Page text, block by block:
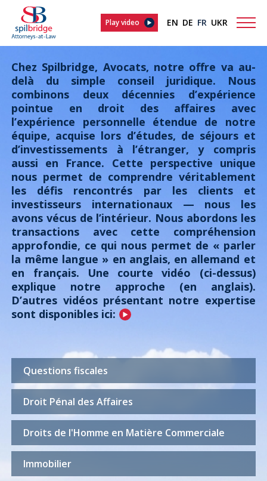
Play video EN DE FR UKR
Chez Spilbridge, Avocats, notre offre va au-
delà du simple conseil juridique. Nous
combinons deux décennies d’expérience
pointue en droit des affaires avec
l’expérience personnelle étendue de notre
équipe, acquise lors d’études, de séjours et
d’investissements à l’étranger, y compris
aussi en France. Cette perspective unique
nous permet de comprendre véritablement
les défis rencontrés par les clients et
investisseurs internationaux — nous les
avons vécus de l’intérieur. Nous abordons les
transactions avec cette compréhension
approfondie, ce qui nous permet de « parler
la même langue » en anglais, en allemand et
en français. Une courte vidéo (ci-dessus)
explique notre approche (en anglais).
D’autres vidéos présentant notre expertise
sont disponibles ici:
Questions fiscales
Droit Pénal des Affaires
Droits de l'Homme en Matière Commerciale
Immobilier